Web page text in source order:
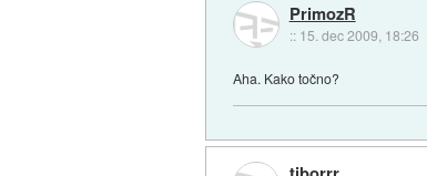
PrimozR
:: 15. dec 2009, 18:26
Aha. Kako točno?